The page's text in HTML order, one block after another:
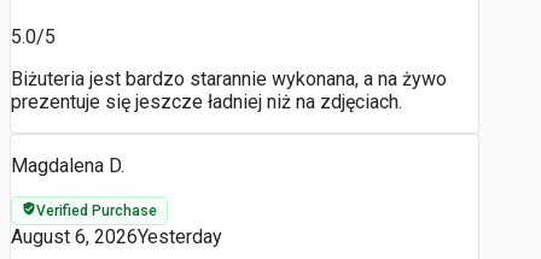
5.0/5
Biżuteria jest bardzo starannie wykonana, a na żywo
prezentuje się jeszcze ładniej niż na zdjęciach.
Magdalena D.
Verified Purchase
August 6, 2026Yesterday